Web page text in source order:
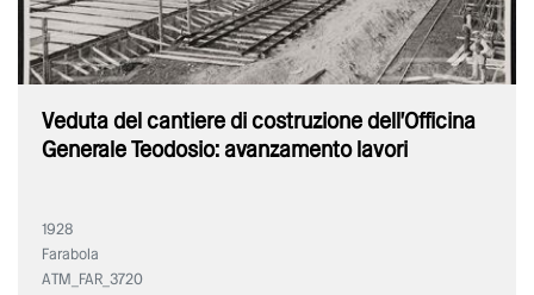
Veduta del cantiere di costruzione dell'Officina
Generale Teodosio: avanzamento lavori
1928
Farabola
ATM_FAR_3720